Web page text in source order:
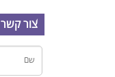
צור קשר